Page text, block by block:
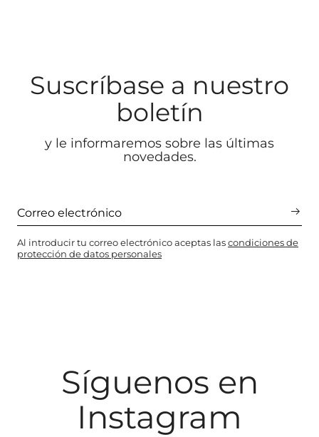
Suscríbase a nuestro
boletín
y le informaremos sobre las últimas
novedades.
Al introducir tu correo electrónico aceptas lascondiciones de
protección de datos personales
Síguenos en
Instagram